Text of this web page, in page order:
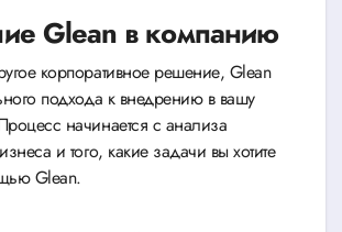
Glean в компанию
корпоративное решение, Glean
подхода к внедрению в вашу
начинается с анализа
и того, какие задачи вы хотите
Glean.